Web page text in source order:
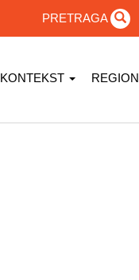
PRETRAGA
KONTEKST REGION